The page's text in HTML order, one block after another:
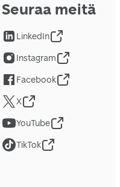
Seuraa meitä
LinkedIn
Instagram
Facebook
X
YouTube
TikTok